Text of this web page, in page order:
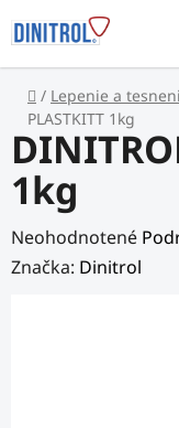
na
Domov
/ Lepenie a
PLASTKITT 1kg
1kg
Priemerné
hodnotenie
Neohodnotené
Značka: Dinitrol